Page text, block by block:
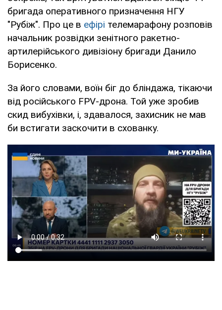
бригада оперативного призначення НГУ
"Рубіж". Про це в ефірі телемарафону розповів
начальник розвідки зенітного ракетно-
артилерійського дивізіону бригади Данило
Борисенко.
За його словами, воїн біг до бліндажа, тікаючи
від російського FPV-дрона. Той уже зробив
скид вибухівки, і, здавалося, захисник не мав
би встигати заскочити в схованку.